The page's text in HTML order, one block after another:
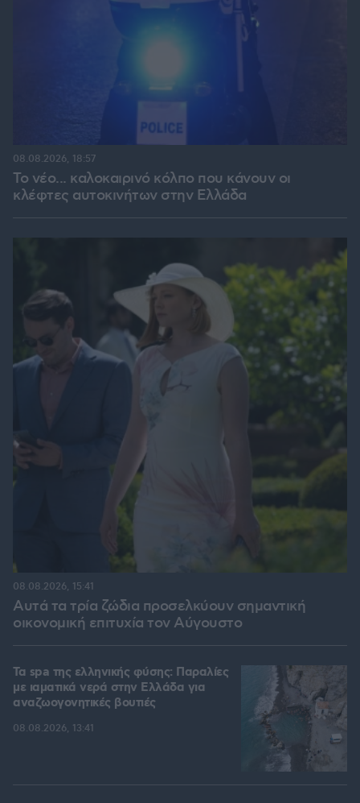
Το νέο... καλοκαιρινό κόλπο που κάνουν οι
κλέφτες αυτοκινήτων στην Ελλάδα
08.08.2026, 18:57
Αυτά τα τρία ζώδια προσελκύουν σημαντική
οικονομική επιτυχία τον Αύγουστο
08.08.2026, 15:41
Τα spa της ελληνικής φύσης: Παραλίες
με ιαματικά νερά στην Ελλάδα για
αναζωογονητικές βουτιές
08.08.2026, 13:41